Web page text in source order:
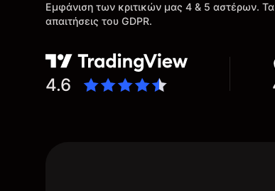
Εμφάνιση των κριτικών μας 4 & 5 αστέρων.
απαιτήσεις του GDPR.
4.6